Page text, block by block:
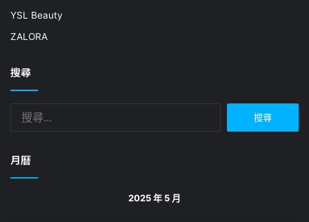
YSL Beauty
ZALORA
搜尋
月曆
2025 年 5 月